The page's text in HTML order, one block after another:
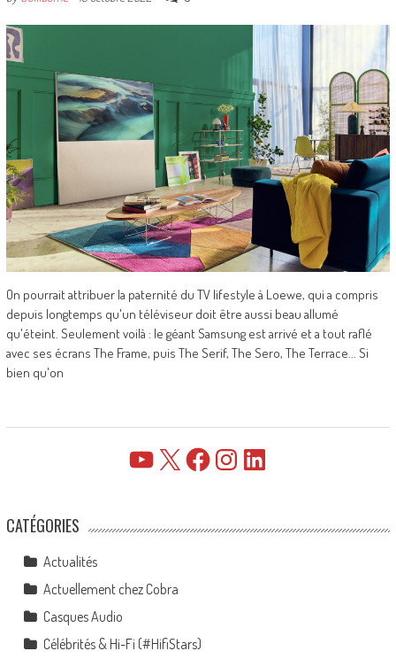
On pourrait attribuer la paternité du TV lifestyle à Loewe, qui a compris
depuis longtemps qu'un téléviseur doit être aussi beau allumé
qu'éteint. Seulement voilà : le géant Samsung est arrivé et a tout raflé
avec ses écrans The Frame, puis The Serif, The Sero, The Terrace... Si
bien qu'on
YouTube FacebookInstagramLinkedIn
CATÉGORIES
Actualités
Actuellement chez Cobra
Casques Audio
Célébrités & Hi-Fi (#HifiStars)